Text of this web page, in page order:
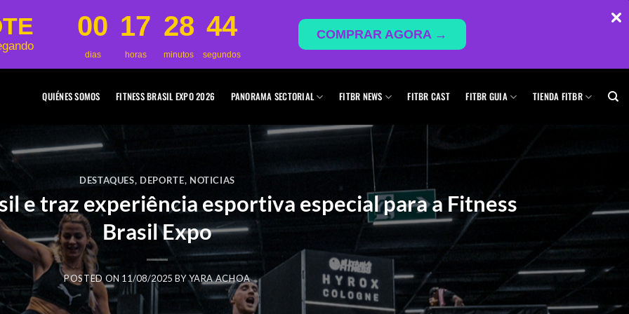
00
dias
17
horas
28
minutos
42
segundos
COMPRAR AGORA →
QUIÉNES SOMOS FITNESS BRASIL EXPO 2026 PANORAMA SECTORIAL FITBR NEWS FITBR CAST FITBR GUIA TIENDA FITBR
DESTAQUES, DEPORTE, NOTICIAS
e traz experiência esportiva especial para a Fitness
Brasil Expo
POSTED ON 11/08/2025 BYYARA ACHOA